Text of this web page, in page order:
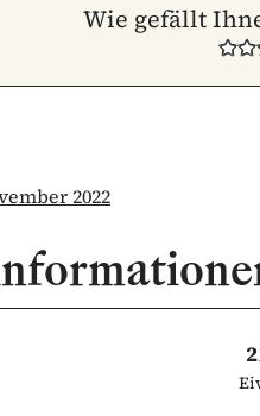
Wie gefällt
2022